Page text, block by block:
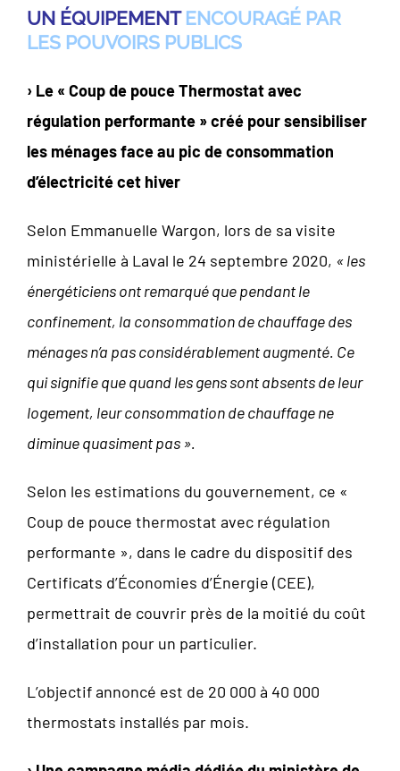
UN ÉQUIPEMENT ENCOURAGÉ PAR
LES POUVOIRS PUBLICS
› Le « Coup de pouce Thermostat avec
régulation performante » créé pour sensibiliser
les ménages face au pic de consommation
d’électricité cet hiver
Selon Emmanuelle Wargon, lors de sa visite
ministérielle à Laval le 24 septembre 2020, « les
énergéticiens ont remarqué que pendant le
confinement, la consommation de chauffage des
ménages n’a pas considérablement augmenté. Ce
qui signifie que quand les gens sont absents de leur
logement, leur consommation de chauffage ne
diminue quasiment pas ».
Selon les estimations du gouvernement, ce «
Coup de pouce thermostat avec régulation
performante », dans le cadre du dispositif des
Certificats d’Économies d’Énergie (CEE),
permettrait de couvrir près de la moitié du coût
d’installation pour un particulier.
L’objectif annoncé est de 20 000 à 40 000
thermostats installés par mois.